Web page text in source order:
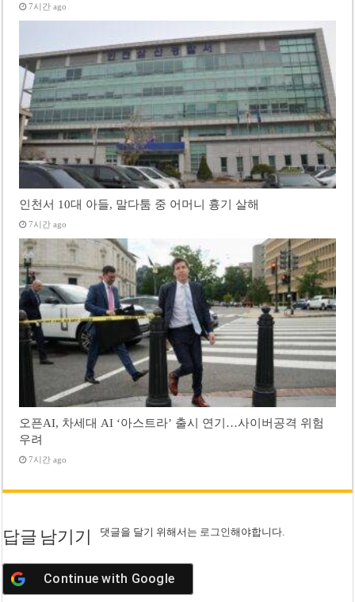
7시간 ago
인천서 10대 아들, 말다툼 중 어머니 흉기 살해
7시간 ago
오픈AI, 차세대 AI ‘아스트라’ 출시 연기…사이버공격 위험
우려
7시간 ago
답글 남기기 댓글을 달기 위해서는 로그인해야합니다.
Continue with Google